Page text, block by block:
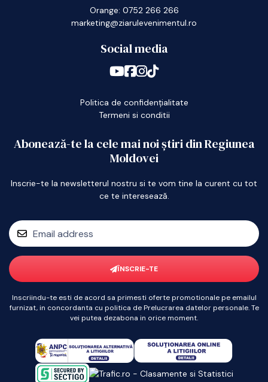
Orange: 0752 266 266
marketing@ziarulevenimentul.ro
Social media
Politica de confidențialitate
Termeni si conditii
Abonează-te la cele mai noi știri din Regiunea
Moldovei
Inscrie-te la newsletterul nostru si te vom tine la curent cu tot
ce te interesează.
ÎNSCRIE-TE
Inscriindu-te esti de acord sa primesti oferte promotionale pe emailul
furnizat, in concordanta cu politica de Prelucrarea datelor personale. Te
vei putea dezabona in orice moment.